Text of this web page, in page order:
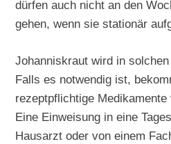
dürfen auch nicht an den
gehen, wenn sie stationär
Johanniskraut wird in
Falls es notwendig ist,
rezeptpflichtige
Eine Einweisung in eine
Hausarzt oder von einem